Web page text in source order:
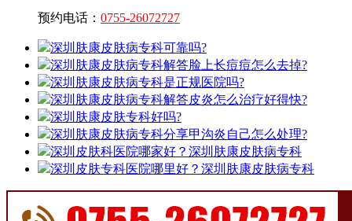
预约电话： 0755-26072727
深圳肤康皮肤病专科可靠吗?
深圳肤康皮肤病专科解答脸上长痘痘怎么去掉?
深圳肤康皮肤病专科是正规医院吗?
深圳肤康皮肤病专科解答皮炎怎么治疗好得快?
深圳肤康皮肤专科好吗?
深圳肤康皮肤病专科分享甲沟炎自己怎么处理?
深圳皮肤科医院哪家好？深圳肤康皮肤病专科
深圳皮肤专科医院哪里好？深圳肤康皮肤病专科